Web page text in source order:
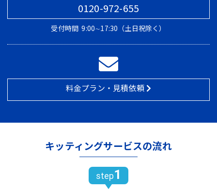
0120-972-655
受付時間 9:00∼17:30（土日祝除く）
料金プラン・見積依頼
キッティングサービスの流れ
step1